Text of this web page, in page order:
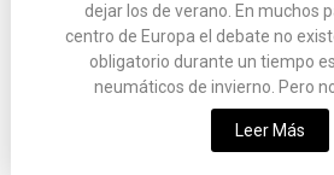
dejar los de verano. En muchos
centro de Europa el debate no
obligatorio durante un tiempo
neumáticos de invierno. Pero
Leer Más